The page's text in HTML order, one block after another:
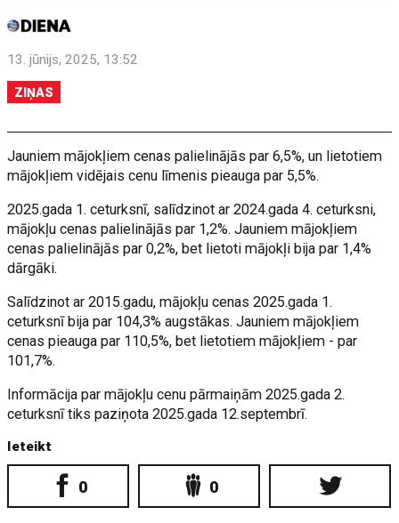
13. jūnijs, 2025, 13:52
ZIŅAS
Jauniem mājokļiem cenas palielinājās par 6,5%, un lietotiem
mājokļiem vidējais cenu līmenis pieauga par 5,5%.
2025.gada 1. ceturksnī, salīdzinot ar 2024.gada 4. ceturksni,
mājokļu cenas palielinājās par 1,2%. Jauniem mājokļiem
cenas palielinājās par 0,2%, bet lietoti mājokļi bija par 1,4%
dārgāki.
Salīdzinot ar 2015.gadu, mājokļu cenas 2025.gada 1.
ceturksnī bija par 104,3% augstākas. Jauniem mājokļiem
cenas pieauga par 110,5%, bet lietotiem mājokļiem - par
101,7%.
Informācija par mājokļu cenu pārmaiņām 2025.gada 2.
ceturksnī tiks paziņota 2025.gada 12.septembrī.
Ieteikt
0 0